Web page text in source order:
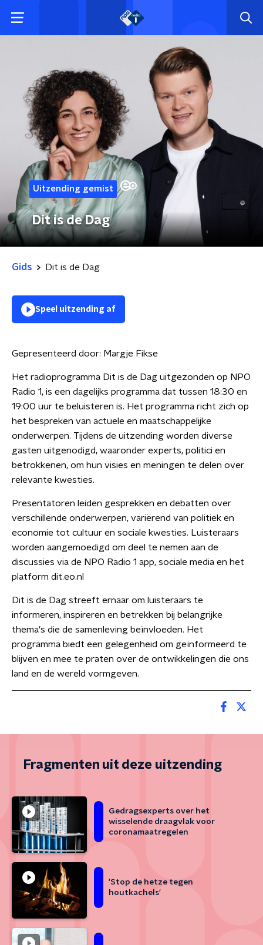
Uitzending gemist
Dit is de Dag
Gids Dit is de Dag
Speel uitzending af
Gepresenteerd door: Margje Fikse
Het radioprogramma Dit is de Dag uitgezonden op NPO
Radio 1, is een dagelijks programma dat tussen 18:30 en
19:00 uur te beluisteren is. Het programma richt zich op
het bespreken van actuele en maatschappelijke
onderwerpen. Tijdens de uitzending worden diverse
gasten uitgenodigd, waaronder experts, politici en
betrokkenen, om hun visies en meningen te delen over
relevante kwesties.
Presentatoren leiden gesprekken en debatten over
verschillende onderwerpen, variërend van politiek en
economie tot cultuur en sociale kwesties. Luisteraars
worden aangemoedigd om deel te nemen aan de
discussies via de NPO Radio 1 app, sociale media en het
platform dit.eo.nl
Dit is de Dag streeft ernaar om luisteraars te
informeren, inspireren en betrekken bij belangrijke
thema's die de samenleving beïnvloeden. Het
programma biedt een gelegenheid om geïnformeerd te
blijven en mee te praten over de ontwikkelingen die ons
land en de wereld vormgeven.
Fragmenten uit deze uitzending
Gedragsexperts over het
wisselende draagvlak voor
coronamaatregelen
'Stop de hetze tegen
houtkachels'